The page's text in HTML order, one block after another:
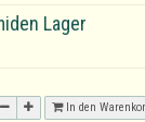
Lager
In den